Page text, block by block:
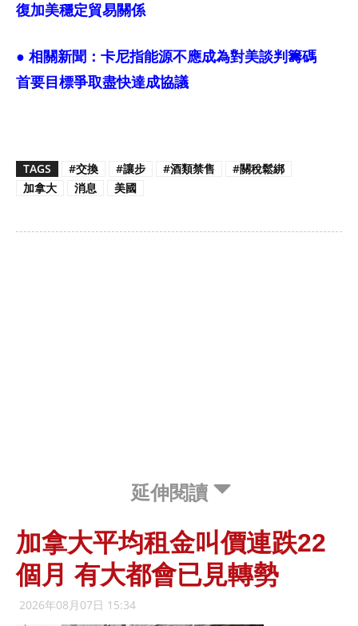
復加美穩定貿易關係
● 相關新聞： 卡尼指能源不應成為對美談判籌碼
首要目標爭取盡快達成協議
TAGS #交換 #讓步 #酒類禁售
#關稅鬆綁
加拿大
消息 美國
延伸閱讀
加拿大平均租金叫價連跌22
個月 有大都會已見轉勢
2026年08月07日 15:34